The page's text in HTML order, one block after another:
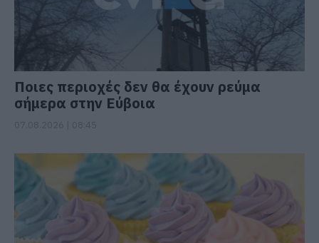
Ποιες περιοχές δεν θα έχουν ρεύμα
σήμερα στην Εύβοια